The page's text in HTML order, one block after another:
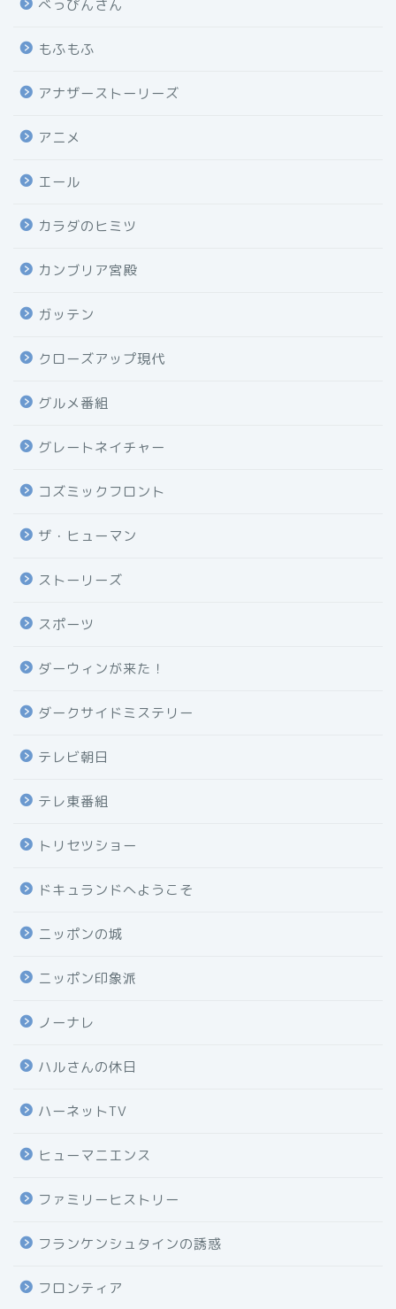
べっぴんさん
もふもふ
アナザーストーリーズ
アニメ
エール
カラダのヒミツ
カンブリア宮殿
ガッテン
クローズアップ現代
グルメ番組
グレートネイチャー
コズミックフロント
ザ・ヒューマン
ストーリーズ
スポーツ
ダーウィンが来た！
ダークサイドミステリー
テレビ朝日
テレ東番組
トリセツショー
ドキュランドへようこそ
ニッポンの城
ニッポン印象派
ノーナレ
ハルさんの休日
ハーネットTV
ヒューマニエンス
ファミリーヒストリー
フランケンシュタインの誘惑
フロンティア